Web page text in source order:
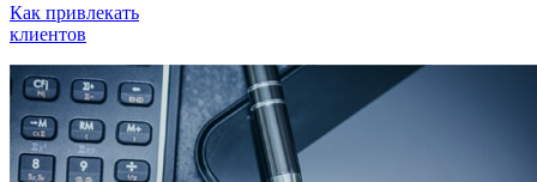
Как привлекать
клиентов